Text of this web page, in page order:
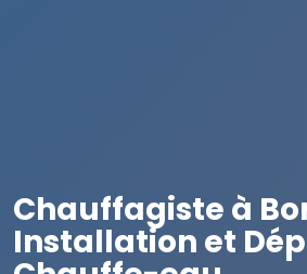
Chauffagiste à
Installation et